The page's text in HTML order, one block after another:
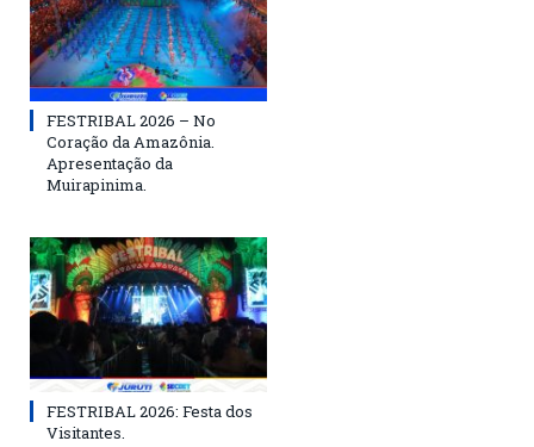
FESTRIBAL 2026 – No
Coração da Amazônia.
Apresentação da
Muirapinima.
FESTRIBAL 2026: Festa dos
Visitantes.